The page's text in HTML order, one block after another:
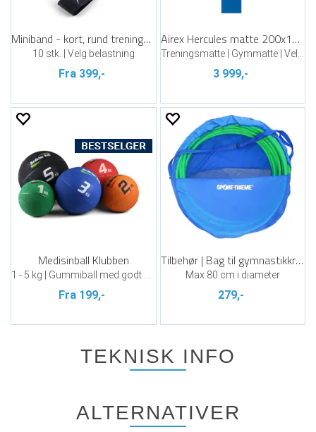
Miniband - kort, rund treningsstrikk
10 stk. | Velg belastning
Fra 399,-
Airex Hercules matte 200x100x2,5 cm
3 999,-
Medisinball Klubben
Fra 199,-
Tilbehør | Bag til gymnastikkringer
Max 80 cm i diameter
279,-
TEKNISK INFO
ALTERNATIVER